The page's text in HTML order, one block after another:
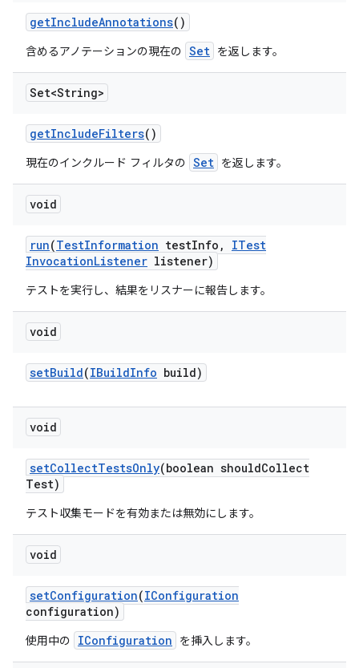
getIncludeAnnotations()
含めるアノテーションの現在の Set を返します。
Set<String>
getIncludeFilters()
現在のインクルード フィルタの Set を返します。
void
run(TestInformation testInfo ,
ITest
InvocationListener listener)
テストを実行し、結果をリスナーに報告します。
void
setBuild(IBuildInfo build)
void
setCollectTestsOnly(boolean shouldCollect
Test)
テスト収集モードを有効または無効にします。
void
setConfiguration(IConfiguration
configuration)
使用中の IConfiguration を挿入します。